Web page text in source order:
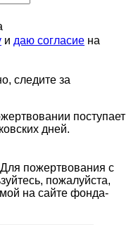
и даю согласие на
следите за
поступает
дней.
пожертвования с
пожалуйста,
на сайте фонда-